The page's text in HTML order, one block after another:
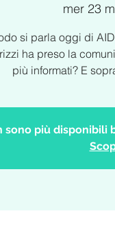
mer 23
si parla oggi di
ha preso la
più informati? E
sono più disponibili